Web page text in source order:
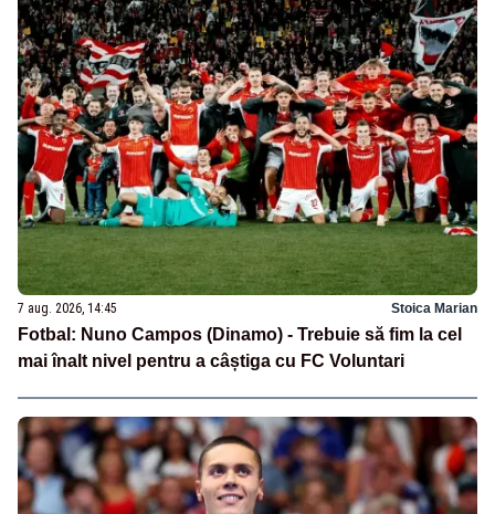
7 aug. 2026, 14:45 Stoica Marian
Fotbal: Nuno Campos (Dinamo) - Trebuie să fim la cel
mai înalt nivel pentru a câștiga cu FC Voluntari